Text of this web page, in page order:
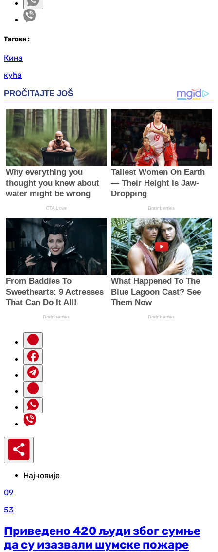
Тагови :
Кина
кућа
Најновије
09
53
Приведено 420 људи због сумње
да су изазвали шумске пожаре